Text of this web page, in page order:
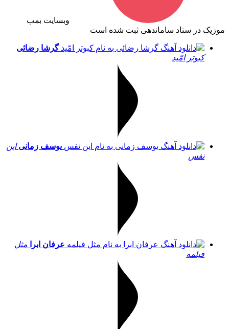
وبسایت بمب
موزیک در ستاد ساماندهی ثبت شده است
گرشا رضائی
کبوتر امّید
یوسف زمانی این
نفس
عرفان ابرا
مثل
فیلمه